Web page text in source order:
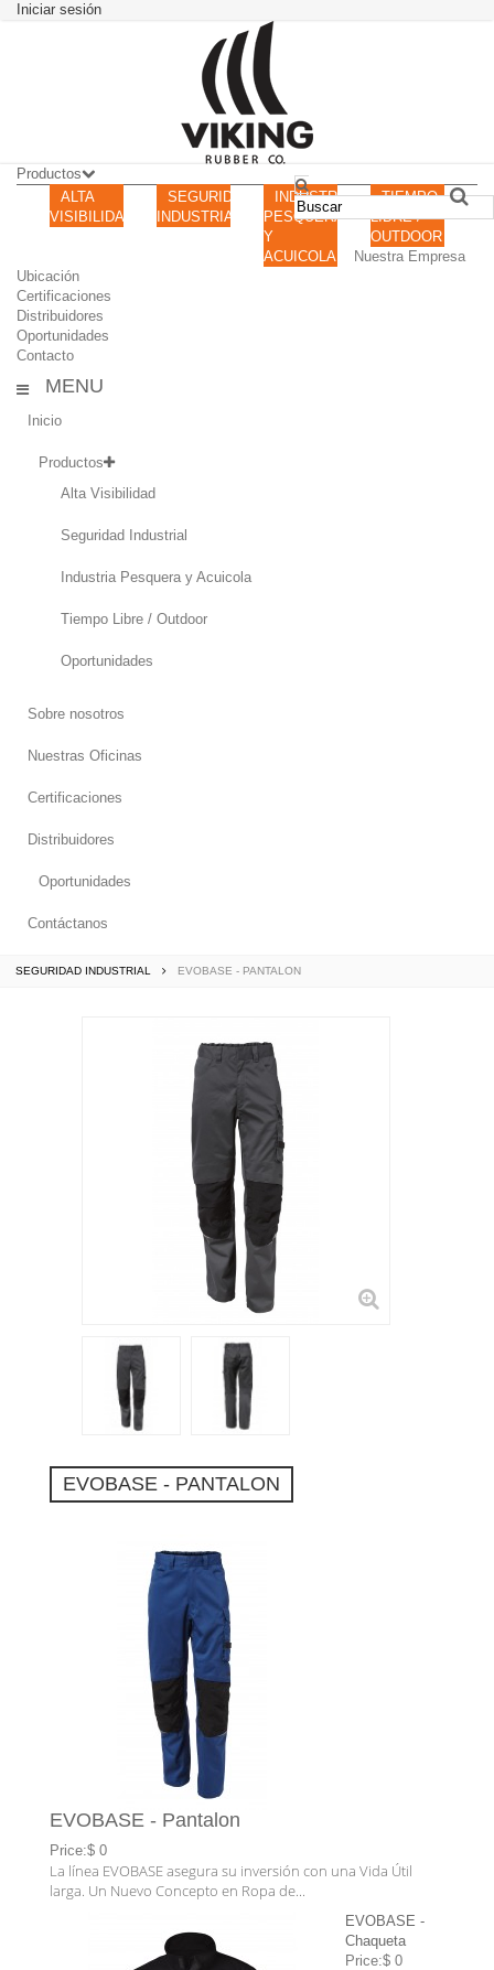
Iniciar sesión
Productos
ALTA
VISIBILIDAD
SEGURIDAD
INDUSTRIAL
INDUSTRIA
PESQUERA
Y
ACUICOLA
TIEMPO
LIBRE /
OUTDOOR
Nuestra Empresa
Ubicación
Certificaciones
Distribuidores
Oportunidades
Contacto
MENU
Inicio
Productos
Alta Visibilidad
Seguridad Industrial
Industria Pesquera y Acuicola
Tiempo Libre / Outdoor
Oportunidades
Sobre nosotros
Nuestras Oficinas
Certificaciones
Distribuidores
Oportunidades
Contáctanos
SEGURIDAD INDUSTRIAL EVOBASE - PANTALON
EVOBASE - PANTALON
EVOBASE - Pantalon
Price:$ 0
La línea EVOBASE asegura su inversión con una Vida Útil
larga. Un Nuevo Concepto en Ropa de...
EVOBASE -
Chaqueta
Price:$ 0